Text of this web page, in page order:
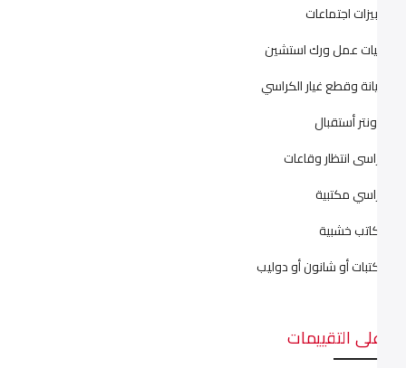
ترابيزات اجتماعات
خليات عمل ورك استشين
صيانة وقطع غيار الكراسي
كاونتر أستقبال
كراسى انتظار وقاعات
كراسي مكتبية
مكاتب خشبية
مكتبات أو شانون أو دوليب
أعلى التقييمات